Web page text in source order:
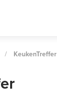
/ KeukenTreffer